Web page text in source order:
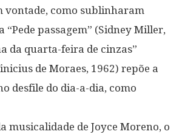
vontade, como sublinharam
“Pede passagem” (Sidney Miller,
da quarta-feira de cinzas”
de Moraes, 1962) repõe a
desfile do dia-a-dia, como
musicalidade de Joyce Moreno, o